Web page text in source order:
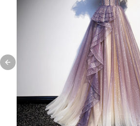
Previous slide